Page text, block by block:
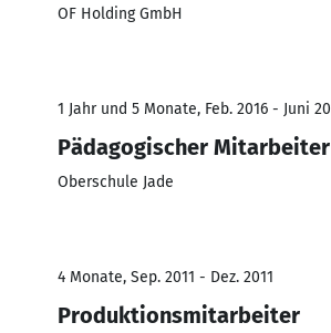
OF Holding GmbH
1 Jahr und 5 Monate, Feb. 2016 - Juni
Pädagogischer Mitarbeiter
Oberschule Jade
4 Monate, Sep. 2011 - Dez. 2011
Produktionsmitarbeiter